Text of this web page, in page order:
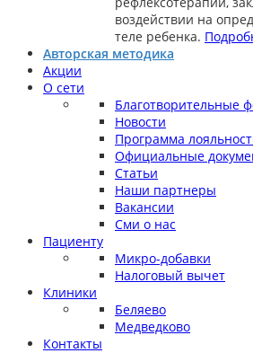
воздействии на
теле ребенка.
Авторская методика
Акции
О сети
Благотворительные
Новости
Программа
Официальные
Статьи
Наши партнеры
Вакансии
Сми о нас
Пациенту
Микро-добавки
Налоговый вычет
Клиники
Беляево
Медведково
Контакты